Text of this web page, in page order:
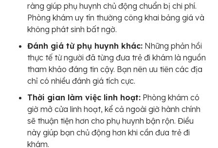
ràng giúp phụ huynh chủ động chuẩn bị chi phí.
Phòng khám uy tín thường công khai bảng giá và
không phát sinh bất ngờ.
Đánh giá từ phụ huynh khác: Những phản hồi
thực tế từ người đã từng đưa trẻ đi khám là nguồn
tham khảo đáng tin cậy. Bạn nên ưu tiên các địa
chỉ có nhiều đánh giá tích cực.
Thời gian làm việc linh hoạt: Phòng khám có
giờ mở cửa linh hoạt, kể cả ngoài giờ hành chính
sẽ thuận tiện hơn cho phụ huynh bận rộn. Điều
này giúp bạn chủ động hơn khi cần đưa trẻ đi
khám.